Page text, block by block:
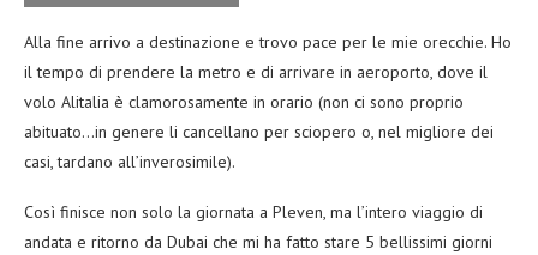
Alla fine arrivo a destinazione e trovo pace per le mie orecchie. Ho
il tempo di prendere la metro e di arrivare in aeroporto, dove il
volo Alitalia è clamorosamente in orario (non ci sono proprio
abituato…in genere li cancellano per sciopero o, nel migliore dei
casi, tardano all’inverosimile).
Così finisce non solo la giornata a Pleven, ma l’intero viaggio di
andata e ritorno da Dubai che mi ha fatto stare 5 bellissimi giorni